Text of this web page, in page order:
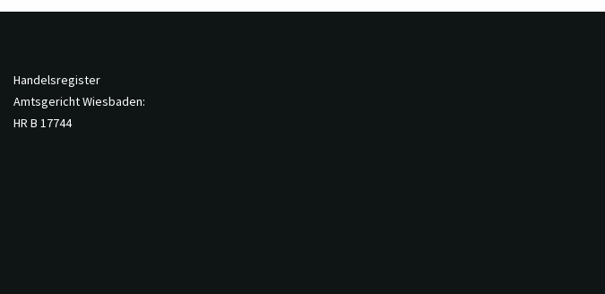
Handelsregister
Amtsgericht Wiesbaden:
HR B 17744